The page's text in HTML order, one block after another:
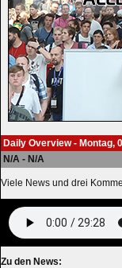
Daily Overview - Montag,
N/A - N/A
Viele News und drei
Zu den News: